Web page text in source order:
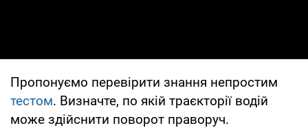
Пропонуємо перевірити знання непростим
тестом. Визначте, по якій траєкторії водій
може здійснити поворот праворуч.